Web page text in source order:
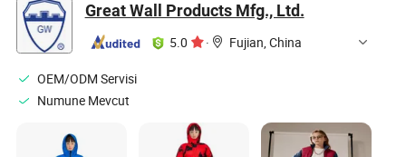
Great Wall Products Mfg., Ltd.
5.0 · Fujian, China
OEM/ODM Servisi
Numune Mevcut